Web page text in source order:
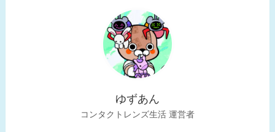
ゆずあん
コンタクトレンズ生活 運営者